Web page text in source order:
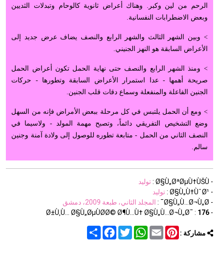
الرحم من لين وكبر. وهناك أعراض ثانوية كالوحام وتبدلات الثديين
وبعض الاضطرابات النفسانية.
> وبين الشهر الثالث والشهر الرابع والنصف يضاف عرض جديد إلى
الأعراض السابقة هو النهز الجنيني.
> ومنذ الشهر الرابع والنصف حتى نهاية الحمل تكون أعراض الحمل
صريحة أهمها - عدا استمرار الأعراض السابقة وتطورها - حركات
الجنين الفاعلة والمنفعلة وسماع دقات قلب الجنين.
> ومع أن الحمل يلتبس في كل مرحلة ببعض الأمراض فإنه من السهل
وضع التشخيص التفريقي دائماً، وتصبح مهمة المولد - ولاسيما في
النصف الثاني من الحمل - متابعة تطوره للوصول إلى ولادة آمنة وجنين
سالم.
- Ø§Ù„ØªØµÙ†ÙŠÙ :
توليد
- Ø§Ù„Ù†ÙˆØ¹ :
توليد
- Ø§Ù„Ù…Ø¬Ù„Ø¯ :
المجلد الثاني، طبعة 2009، دمشق
- Ø±Ù‚Ù… Ø§Ù„ØµÙØ­Ø© Ø¶Ù…Ù† Ø§Ù„Ù…Ø¬Ù„Ø¯ :
176
مشاركة : Share
FacebookTwitter
WhatsAppEmail
Pinterest